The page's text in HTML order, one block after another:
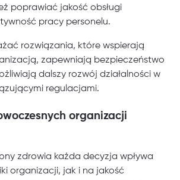
poprawiać jakość obsługi
pracy personelu.
rozwiązania, które wspierają
zapewniają bezpieczeństwo
dalszy rozwój działalności w
regulacjami.
organizacji
zdrowia każda decyzja wpływa
organizacji, jak i na jakość